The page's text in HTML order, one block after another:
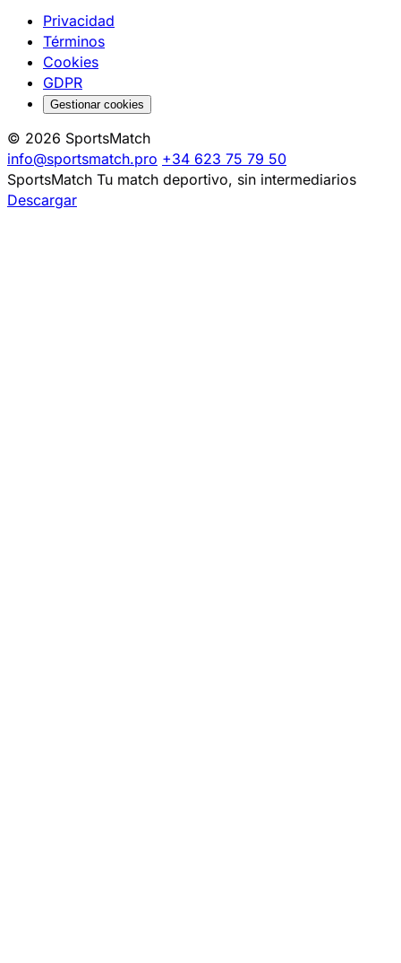
Privacidad
Términos
Cookies
GDPR
Gestionar cookies
© 2026 SportsMatch
info@sportsmatch.pro +34 623 75 79 50
SportsMatch Tu match deportivo, sin intermediarios
Descargar